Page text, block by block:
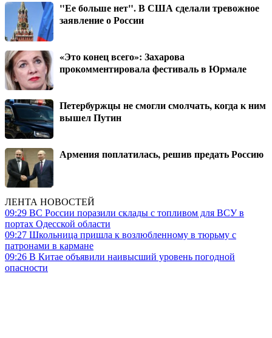
"Ее больше нет". В США сделали тревожное
заявление о России
«Это конец всего»: Захарова
прокомментировала фестиваль в Юрмале
Петербуржцы не смогли смолчать, когда к ним
вышел Путин
Армения поплатилась, решив предать Россию
ЛЕНТА НОВОСТЕЙ
09:29 ВС России поразили склады с топливом для ВСУ в
портах Одесской области
09:27 Школьница пришла к возлюбленному в тюрьму с
патронами в кармане
09:26 В Китае объявили наивысший уровень погодной
опасности